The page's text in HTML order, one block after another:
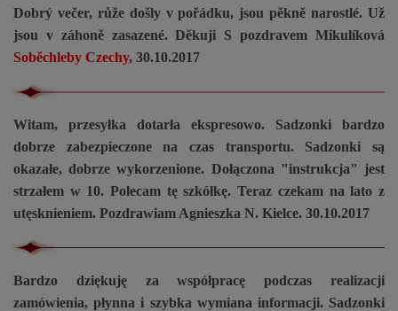
Dobrý večer, růže došly v pořádku, jsou pěkně narostlé. Už
jsou v záhoně zasazené. Děkuji S pozdravem Mikulíková
Soběchleby Czechy, 30.10.2017
Witam, przesyłka dotarła ekspresowo. Sadzonki bardzo
dobrze zabezpieczone na czas transportu. Sadzonki są
okazałe, dobrze wykorzenione. Dołączona "instrukcja" jest
strzałem w 10. Polecam tę szkółkę. Teraz czekam na lato z
utęsknieniem. Pozdrawiam Agnieszka N. Kielce. 30.10.2017
Bardzo dziękuję za współpracę podczas realizacji
zamówienia, płynna i szybka wymiana informacji. Sadzonki